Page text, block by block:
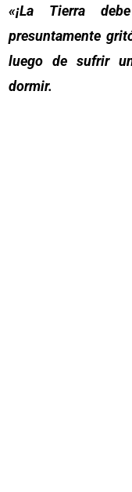
«¡La Tierra
presuntamente
luego de sufrir
dormir.